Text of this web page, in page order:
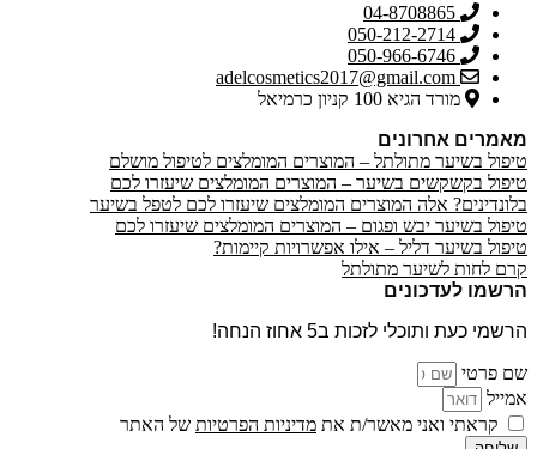
04-8708865
050-212-2714
050-966-6746
adelcosmetics2017@gmail.com
מורד הגיא 100 קניון כרמיאל
מאמרים אחרונים
טיפול בשיער מתולתל – המוצרים המומלצים לטיפול מושלם
טיפול בקשקשים בשיער – המוצרים המומלצים שיעזרו לכם
בלונדינים? אלה המוצרים המומלצים שיעזרו לכם לטפל בשיער
טיפול בשיער יבש ופגום – המוצרים המומלצים שיעזרו לכם
טיפול בשיער דליל – אילו אפשרויות קיימות?
קרם לחות לשיער מתולתל
הרשמו לעדכונים
הרשמי כעת ותוכלי לזכות ב5 אחוז הנחה!
שם פרטי
אמייל
קראתי ואני מאשר/ת את מדיניות הפרטיות של האתר